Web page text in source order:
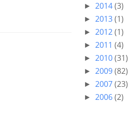
► 2014(3)
► 2013(1)
► 2012(1)
► 2011 (4)
► 2010(31)
► 2009(82)
► 2007(23)
► 2006(2)